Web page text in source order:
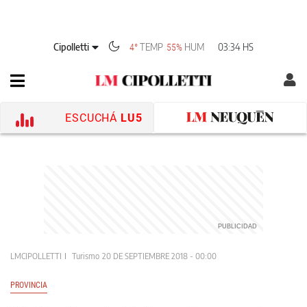
Cipolletti 4°TEMP 55% HUM 03:34 HS
ESCUCHÁ LU5
LMCIPOLLETTI Turismo 20 DE SEPTIEMBRE 2018 - 00:00
PROVINCIA